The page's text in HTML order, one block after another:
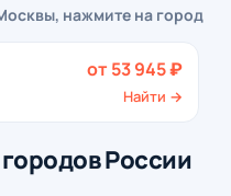
нажмите на город
от 53 945 ₽
Найти →
России